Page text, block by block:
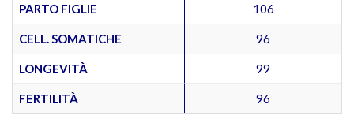
PARTO FIGLIE 106
CELL. SOMATICHE 96
LONGEVITÀ 99
FERTILITÀ 96